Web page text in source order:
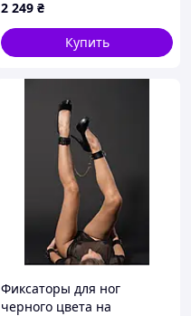
2 249 ₴
Купить
Фиксаторы для ног
черного цвета на